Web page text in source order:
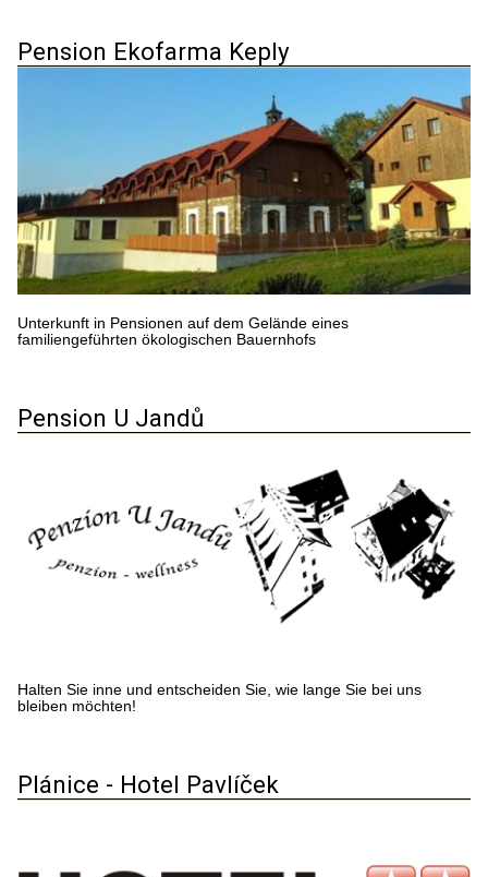
Pension Ekofarma Keply
Unterkunft in Pensionen auf dem Gelände eines
familiengeführten ökologischen Bauernhofs
Pension U Jandů
Halten Sie inne und entscheiden Sie, wie lange Sie bei uns
bleiben möchten!
Plánice - Hotel Pavlíček